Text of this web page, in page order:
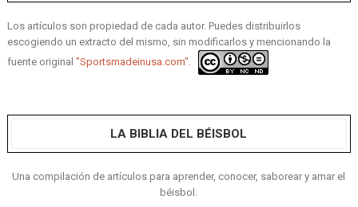
Los artículos son propiedad de cada autor. Puedes distribuirlos
escogiendo un extracto del mismo, sin modificarlos y mencionando la
fuente original "Sportsmadeinusa.com".
LA BIBLIA DEL BÉISBOL
Una compilación de artículos para aprender, conocer, saborear y amar el
béisbol.